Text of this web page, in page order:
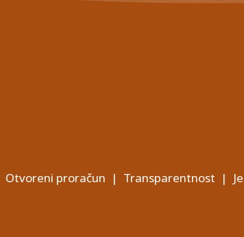
Otvoreni proračun | Transparentnost |